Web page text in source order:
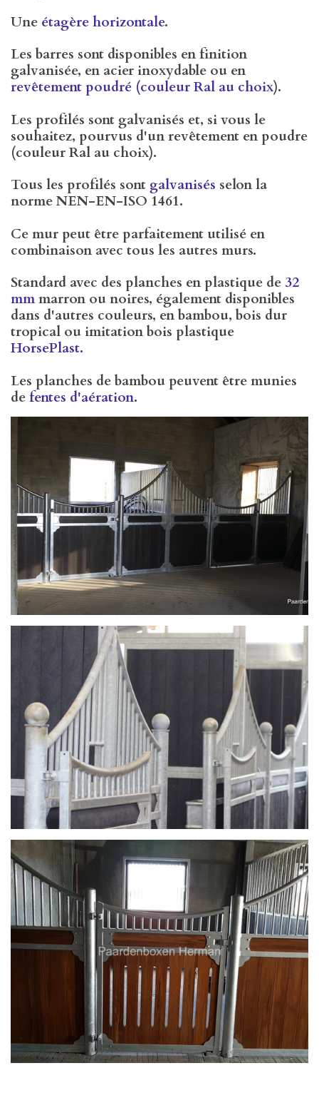
Une étagère horizontale.
Les barres sont disponibles en finition
galvanisée, en acier inoxydable ou en
revêtement poudré (couleur Ral au choix).
Les profilés sont galvanisés et, si vous le
souhaitez, pourvus d'un revêtement en poudre
(couleur Ral au choix).
Tous les profilés sont galvanisés selon la
norme NEN-EN-ISO 1461.
Ce mur peut être parfaitement utilisé en
combinaison avec tous les autres murs.
Standard avec des planches en plastique de 32
mmmarron ou noires, également disponibles
dans d'autres couleurs, en bambou, bois dur
tropical ou imitation bois plastique
HorsePlast.
Les planches de bambou peuvent être munies
defentes d'aération.